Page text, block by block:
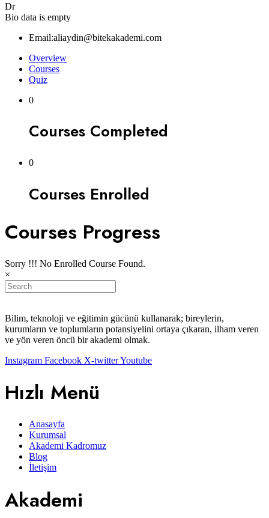
Dr
Bio data is empty
Email:aliaydin@bitekakademi.com
Overview
Courses
Quiz
0
Courses Completed
0
Courses Enrolled
Courses Progress
Sorry !!! No Enrolled Course Found.
×
Bilim, teknoloji ve eğitimin gücünü kullanarak; bireylerin,
kurumların ve toplumların potansiyelini ortaya çıkaran, ilham veren
ve yön veren öncü bir akademi olmak.
Instagram Facebook X-twitterYoutube
Hızlı Menü
Anasayfa
Kurumsal
Akademi Kadromuz
Blog
İletişim
Akademi